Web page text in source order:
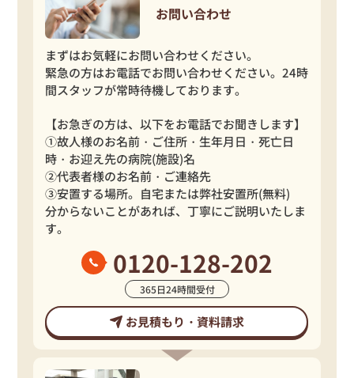
お問い合わせ
まずはお気軽にお問い合わせください。
緊急の方はお電話でお問い合わせください。24時
間スタッフが常時待機しております。
【お急ぎの方は、以下をお電話でお聞きします】
①故人様のお名前・ご住所・生年月日・死亡日
時・お迎え先の病院(施設)名
②代表者様のお名前・ご連絡先
③安置する場所。自宅または弊社安置所(無料)
分からないことがあれば、丁寧にご説明いたしま
す。
0120-128-202
365日24時間受付
お見積もり・資料請求